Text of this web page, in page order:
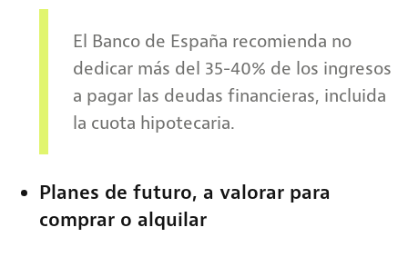
El Banco de España recomienda no
dedicar más del 35-40% de los ingresos
a pagar las deudas financieras, incluida
la cuota hipotecaria.
Planes de futuro, a valorar para
comprar o alquilar